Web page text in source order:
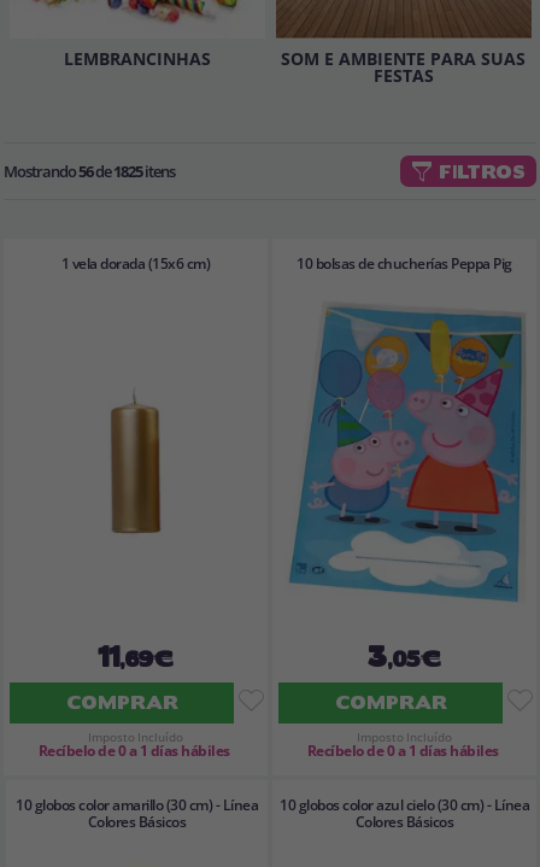
LEMBRANCINHAS SOM E AMBIENTE PARA SUAS
FESTAS
Mostrando56de1825itens FILTROS
1 vela dorada (15x6 cm)
11,69€
COMPRAR
Imposto Incluído
Recíbelo de 0 a 1 días hábiles
10 bolsas de chucherías Peppa Pig
3,05€
COMPRAR
Imposto Incluído
Recíbelo de 0 a 1 días hábiles
10 globos color amarillo (30 cm) - Línea
Colores Básicos
10 globos color azul cielo (30 cm) - Línea
Colores Básicos